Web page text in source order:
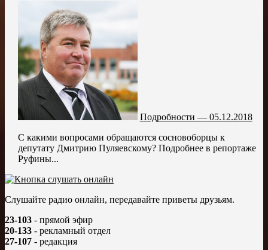
Подробности — 05.12.2018
С какими вопросами обращаются сосновоборцы к
депутату Дмитрию Пуляевскому? Подробнее в репортаже
Руфины...
Слушайте радио онлайн, передавайте приветы друзьям.
23-103 - прямой эфир
20-133 - рекламный отдел
27-107 - редакция